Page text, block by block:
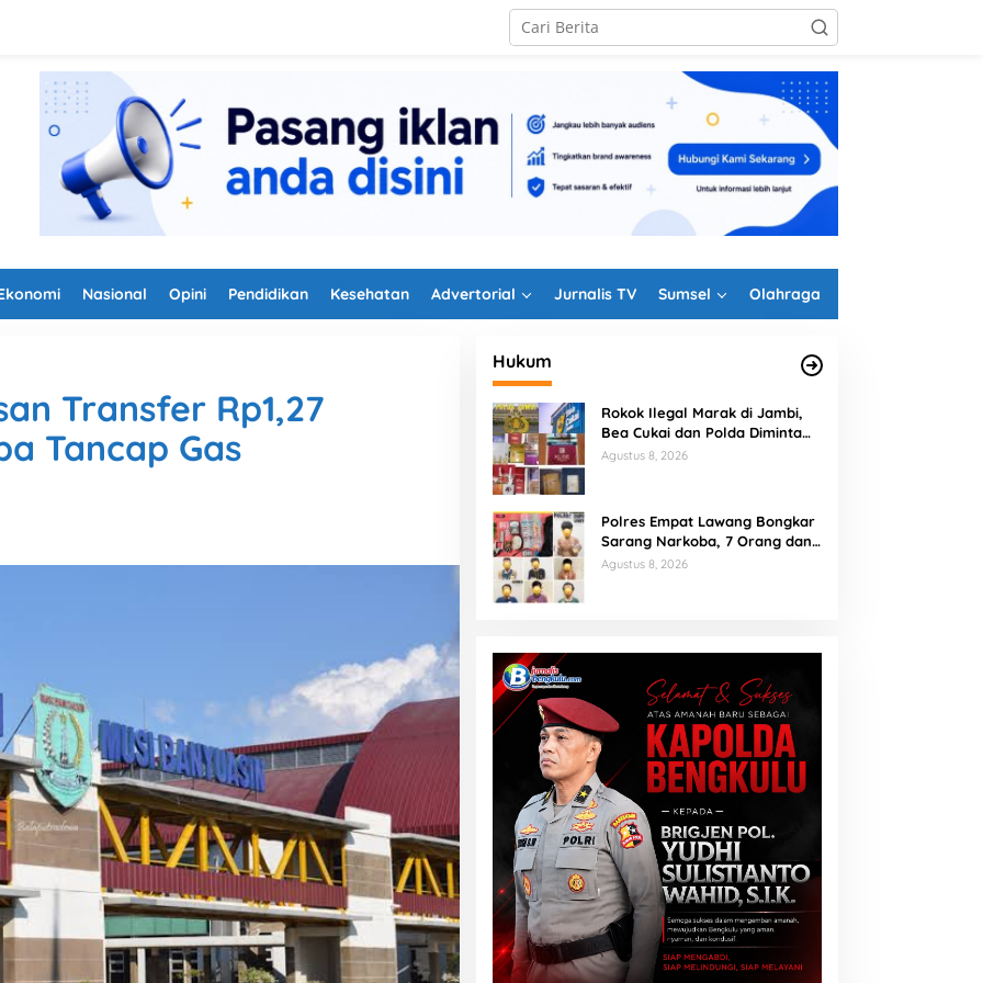
Nasional Opini Pendidikan Kesehatan Advertorial Jurnalis TV Sumsel Olahraga
Transfer Rp1,27
Tancap Gas
Hukum
Rokok Ilegal Marak di Jambi,
Bea Cukai dan Polda Diminta
Perkuat Penindakan
Agustus 8, 2026
Polres Empat Lawang Bongkar
Sarang Narkoba, 7 Orang dan
Senpi Rakitan Diamankan
Agustus 8, 2026